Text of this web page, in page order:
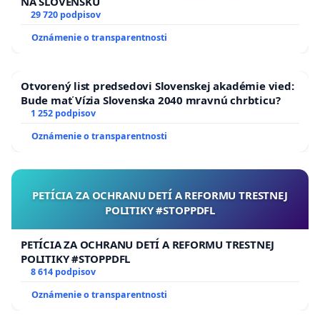
obmedzovali jeho odbornú činnosť alebo
znemožňovali riadne uchovávanie a
3. Zabezpečiť múzeu adekvátne priestory
zodpovedajúce jeho celoštátnemu významu, a to
modernizácii, alebo v iných primeraných
priestoroch spĺňajúcich všetky odborné, technické
a prevádzkové požiadavky, pričom rozsah a
kapacita nových priestorov musia byť minimálne na
úrovni priestorov, ktoré múzeum využíva v
súčasnosti.
29 720 podpisov
Oznámenie o transparentnosti
Otvorený list predsedovi Slovenskej akadémie vied:
Bude mať Vízia Slovenska 2040 mravnú chrbticu?
1 252 podpisov
Oznámenie o transparentnosti
PETÍCIA ZA OCHRANU DETÍ A REFORMU TRESTNEJ
POLITIKY #STOPPDFL
PETÍCIA ZA OCHRANU DETÍ A REFORMU TRESTNEJ
POLITIKY #STOPPDFL
8 614 podpisov
Oznámenie o transparentnosti